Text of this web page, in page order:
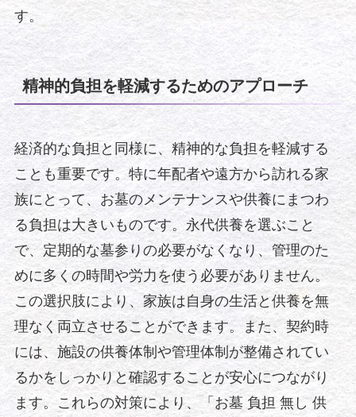
す。
精神的負担を軽減するためのアプローチ
経済的な負担と同様に、精神的な負担を軽減する
ことも重要です。特に年配者や遠方から訪れる家
族にとって、お墓のメンテナンスや供養にまつわ
る負担は大きいものです。永代供養を選ぶこと
で、定期的な墓参りの必要がなくなり、管理のた
めに多くの時間や労力を使う必要がありません。
この選択肢により、家族は自身の生活と供養を無
理なく両立させることができます。また、契約時
には、施設の供養体制や管理体制が整備されてい
るかをしっかりと確認することが安心につながり
ます。これらの対策により、「お墓 負担 無し 供